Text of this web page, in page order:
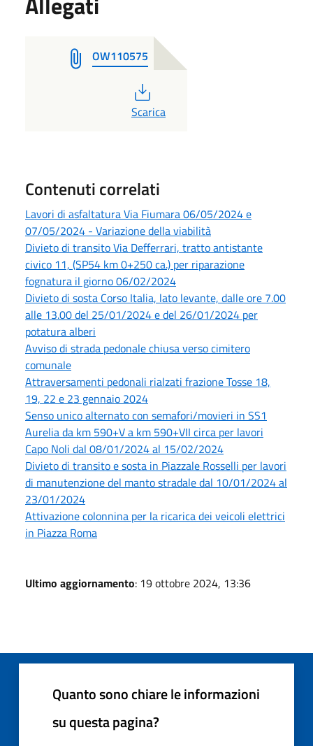
OW110575
PDF
Scarica
Contenuti correlati
Lavori di asfaltatura Via Fiumara 06/05/2024 e
07/05/2024 - Variazione della viabilità
Divieto di transito Via Defferrari, tratto antistante
civico 11, (SP54 km 0+250 ca.) per riparazione
fognatura il giorno 06/02/2024
Divieto di sosta Corso Italia, lato levante, dalle ore 7.00
alle 13.00 del 25/01/2024 e del 26/01/2024 per
potatura alberi
Avviso di strada pedonale chiusa verso cimitero
comunale
Attraversamenti pedonali rialzati frazione Tosse 18,
19, 22 e 23 gennaio 2024
Senso unico alternato con semafori/movieri in SS1
Aurelia da km 590+V a km 590+VII circa per lavori
Capo Noli dal 08/01/2024 al 15/02/2024
Divieto di transito e sosta in Piazzale Rosselli per lavori
di manutenzione del manto stradale dal 10/01/2024 al
23/01/2024
Attivazione colonnina per la ricarica dei veicoli elettrici
in Piazza Roma
Ultimo aggiornamento: 19 ottobre 2024, 13:36
Quanto sono chiare le informazioni
su questa pagina?